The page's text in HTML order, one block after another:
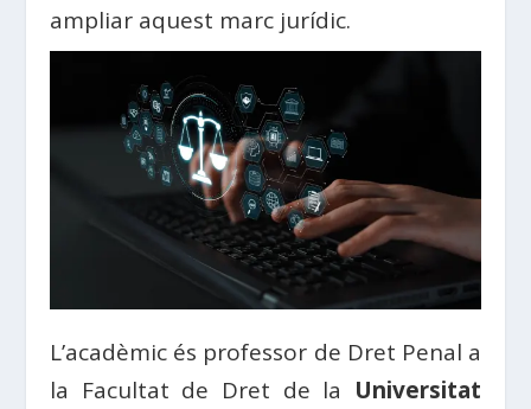
ampliar aquest marc jurídic.
L’acadèmic és professor de Dret Penal a
la Facultat de Dret de la Universitat